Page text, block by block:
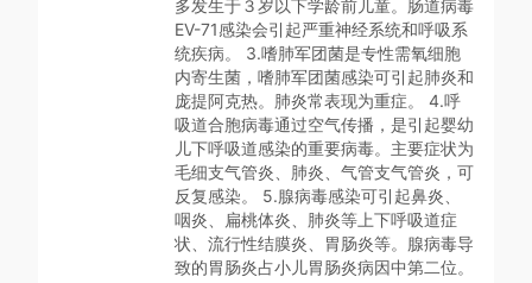
多发生于３岁以下学龄前儿童。肠道病毒
EV-71感染会引起严重神经系统和呼吸系
统疾病。 3.嗜肺军团菌是专性需氧细胞
内寄生菌，嗜肺军团菌感染可引起肺炎和
庞提阿克热。肺炎常表现为重症。 4.呼
吸道合胞病毒通过空气传播，是引起婴幼
儿下呼吸道感染的重要病毒。主要症状为
毛细支气管炎、肺炎、气管支气管炎，可
反复感染。 5.腺病毒感染可引起鼻炎、
咽炎、扁桃体炎、肺炎等上下呼吸道症
状、流行性结膜炎、胃肠炎等。腺病毒导
致的胃肠炎占小儿胃肠炎病因中第二位。